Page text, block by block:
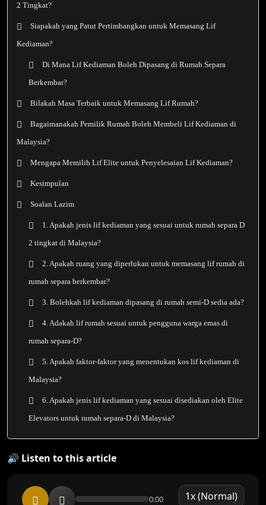
2 Tingkat?
Siapakah yang Patut Pertimbangkan untuk Memasang Lif
Kediaman?
Di Mana Lif Kediaman Boleh Dipasang di Rumah Separa
Berkembar?
Bilakah Masa Terbaik untuk Memasang Lif Rumah?
Bagaimanakah Pemilik Rumah Boleh Membeli Lif Kediaman di
Malaysia?
Mengapa Memilih Lif Elite untuk Penyelesaian Lif Kediaman?
Kesimpulan
Soalan Lazim
1. Apakah jenis lif kediaman yang sesuai untuk rumah separa D
2 tingkat di Malaysia?
2. Apakah ruang yang diperlukan untuk memasang lif rumah di
rumah separa berkembar?
3. Bolehkah lif kediaman dipasang di rumah semi-D sedia ada?
4. Adakah lif rumah sesuai untuk pengguna warga emas di
rumah separa-D?
5. Apakah faktor-faktor yang menentukan kos lif kediaman di
Malaysia?
6. Apakah jenis lif kediaman yang sesuai disediakan oleh Elite
Elevators untuk rumah separa-D di Malaysia?
🔊 Listen to this article
0:00